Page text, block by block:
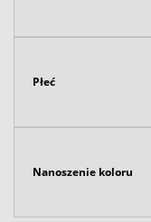
Płeć
Nanoszenie koloru